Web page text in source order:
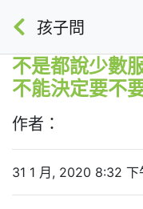
孩子問
不是都說少數
不能決定要不
作者：
31 1 月, 2020 8:32 下